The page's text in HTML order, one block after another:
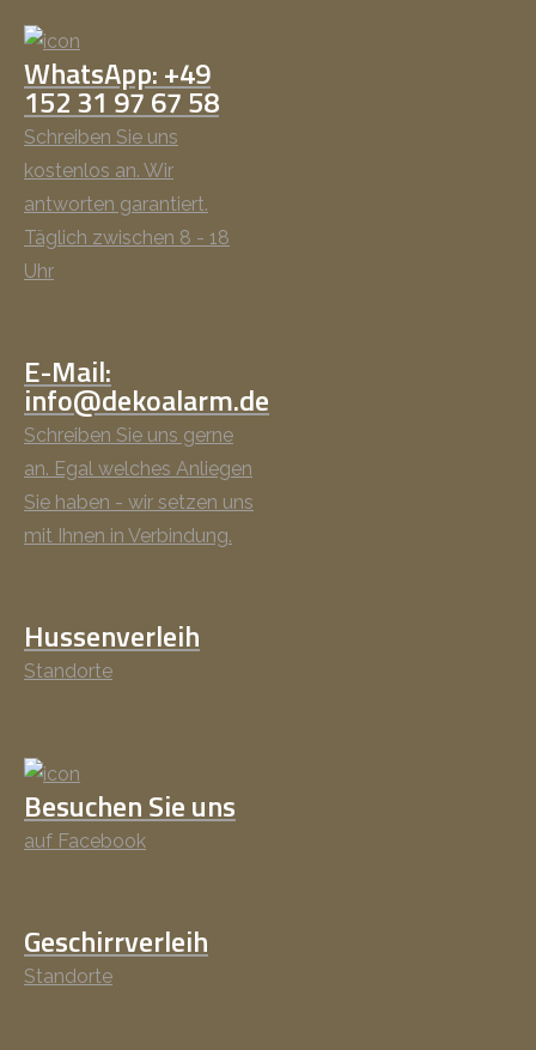
WhatsApp: +49
152 31 97 67 58
Schreiben Sie uns
kostenlos an. Wir
antworten garantiert.
Täglich zwischen 8 - 18
Uhr
E-Mail:
info@dekoalarm.de
Schreiben Sie uns gerne
an. Egal welches Anliegen
Sie haben - wir setzen uns
mit Ihnen in Verbindung.
Hussenverleih
Standorte
Besuchen Sie uns
auf Facebook
Geschirrverleih
Standorte